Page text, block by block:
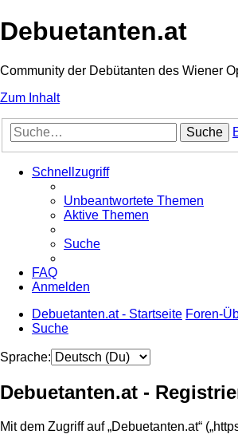
Debuetanten.at
Community der Debütanten des Wiener
Zum Inhalt
Suche
Schnellzugriff
Unbeantwortete Themen
Aktive Themen
Suche
FAQ
Anmelden
Debuetanten.at - Startseite Foren-
Suche
Sprache:
Debuetanten.at -
Mit dem Zugriff auf „Debuetanten.at“